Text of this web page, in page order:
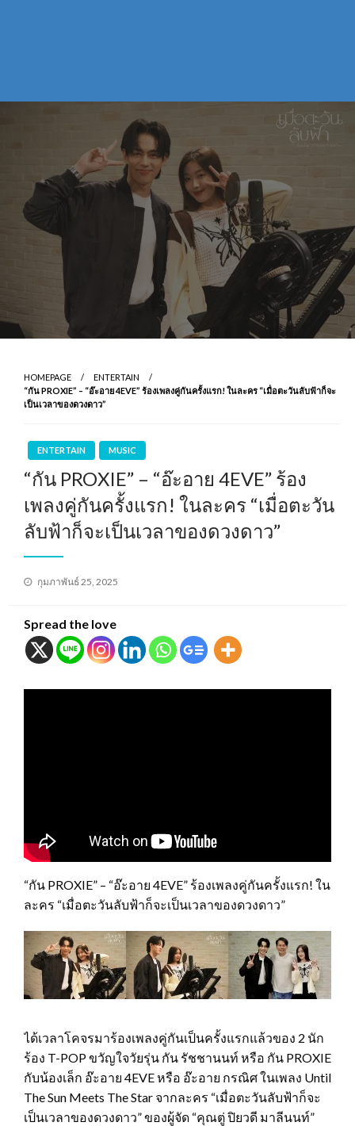
HOMEPAGE
ENTERTAIN
“กัน PROXIE” – “อ๊ะอาย 4EVE” ร้องเพลงคู่กันครั้งแรก! ในละคร “เมื่อตะวันลับฟ้าก็จะ
เป็นเวลาของดวงดาว”
ENTERTAIN MUSIC
“กัน PROXIE” – “อ๊ะอาย 4EVE” ร้อง
เพลงคู่กันครั้งแรก! ในละคร “เมื่อตะวัน
ลับฟ้าก็จะเป็นเวลาของดวงดาว”
Posted
กุมภาพันธ์ 25, 2025
Spread the love
“กัน PROXIE” – “อ๊ะอาย 4EVE” ร้องเพลงคู่กันครั้งแรก! ใน
ละคร “เมื่อตะวันลับฟ้าก็จะเป็นเวลาของดวงดาว”
ได้เวลาโคจรมาร้องเพลงคู่กันเป็นครั้งแรกแล้วของ 2 นัก
ร้อง T-POP ขวัญใจวัยรุ่น กัน รัชชานนท์ หรือ กัน PROXIE
กับน้องเล็ก อ๊ะอาย 4EVE หรือ อ๊ะอาย กรณิศ ในเพลง Until
The Sun Meets The Star จากละคร “เมื่อตะวันลับฟ้าก็จะ
เป็นเวลาของดวงดาว” ของผู้จัด “คุณตู่ ปิยวดี มาลีนนท์”